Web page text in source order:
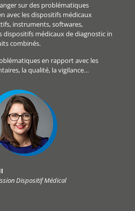
sur des problématiques
avec les dispositifs médicaux
instruments, softwares,
dispositifs médicaux de diagnostic in
combinés.
en rapport avec les
la qualité, la vigilance…
Dispositif Médical